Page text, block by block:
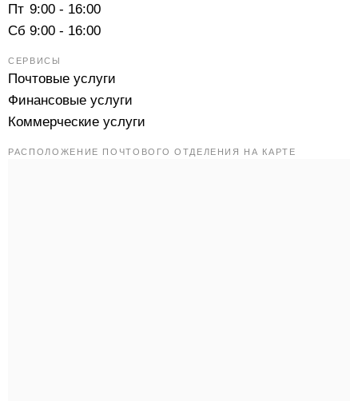
Пт 9:00 - 16:00
Сб 9:00 - 16:00
СЕРВИСЫ
Почтовые услуги
Финансовые услуги
Коммерческие услуги
РАСПОЛОЖЕНИЕ ПОЧТОВОГО ОТДЕЛЕНИЯ НА КАРТЕ